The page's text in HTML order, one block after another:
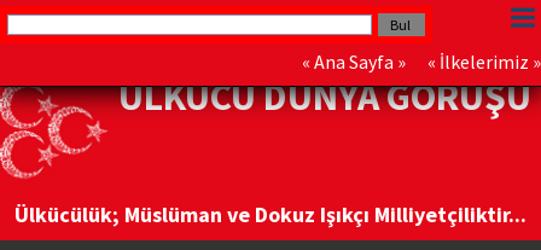
« Ana Sayfa » « İlkelerimiz »
ÜLKÜCÜ DÜNYA GÖRÜŞÜ
Ülkücülük; Müslüman ve Dokuz Işıkçı Milliyetçiliktir...